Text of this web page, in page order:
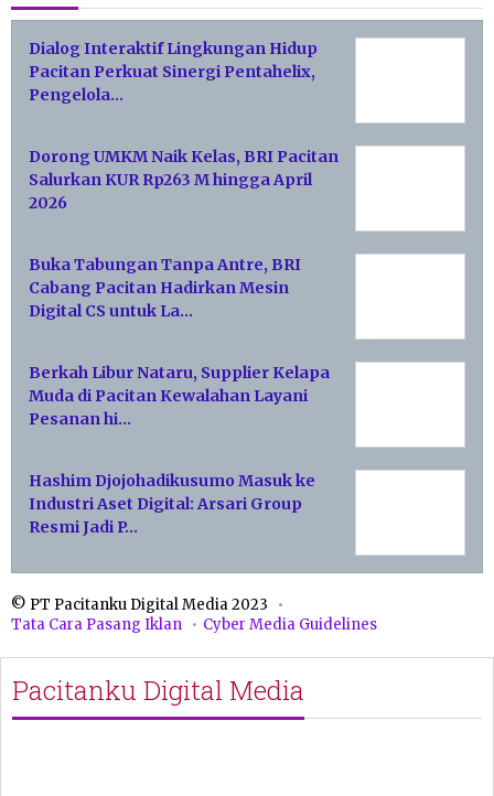
Dialog Interaktif Lingkungan Hidup
Pacitan Perkuat Sinergi Pentahelix,
Pengelola…
Dorong UMKM Naik Kelas, BRI Pacitan
Salurkan KUR Rp263 M hingga April
2026
Buka Tabungan Tanpa Antre, BRI
Cabang Pacitan Hadirkan Mesin
Digital CS untuk La…
Berkah Libur Nataru, Supplier Kelapa
Muda di Pacitan Kewalahan Layani
Pesanan hi…
Hashim Djojohadikusumo Masuk ke
Industri Aset Digital: Arsari Group
Resmi Jadi P…
© PT Pacitanku Digital Media 2023
Tata Cara Pasang Iklan
Cyber Media Guidelines
Pacitanku Digital Media